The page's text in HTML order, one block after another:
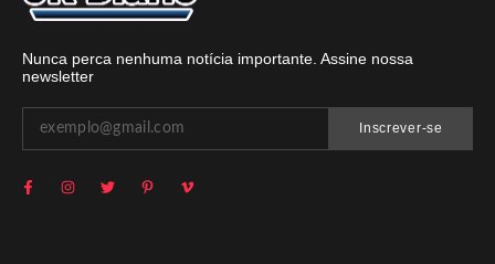
Nunca perca nenhuma notícia importante. Assine nossa
newsletter
Inscrever-se